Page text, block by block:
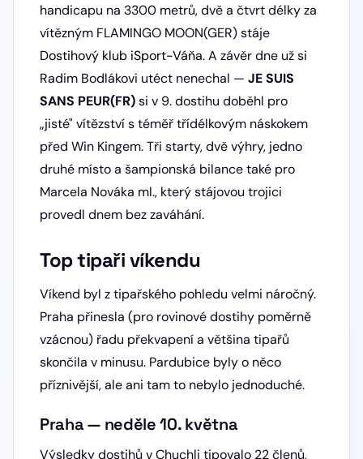
handicapu na 3300 metrů, dvě a čtvrt délky za
vítězným FLAMINGO MOON(GER) stáje
Dostihový klub iSport-Váňa. A závěr dne už si
Radim Bodlákovi utéct nenechal — JE SUIS
SANS PEUR(FR)si v 9. dostihu doběhl pro
„jisté" vítězství s téměř třídélkovým náskokem
před Win Kingem. Tři starty, dvě výhry, jedno
druhé místo a šampionská bilance také pro
Marcela Nováka ml., který stájovou trojici
provedl dnem bez zaváhání.
Top tipaři víkendu
Víkend byl z tipařského pohledu velmi náročný.
Praha přinesla (pro rovinové dostihy poměrně
vzácnou) řadu překvapení a většina tipařů
skončila v minusu. Pardubice byly o něco
příznivější, ale ani tam to nebylo jednoduché.
Praha — neděle 10. května
Výsledky dostihů v Chuchli tipovalo 22 členů,